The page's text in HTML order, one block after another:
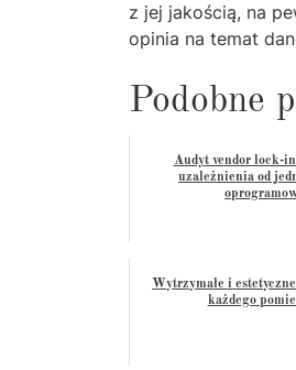
z jej jakością, na
opinia na temat
Podobne
Audyt vendor lock-
uzależnienia od
Wytrzymałe i
każdego